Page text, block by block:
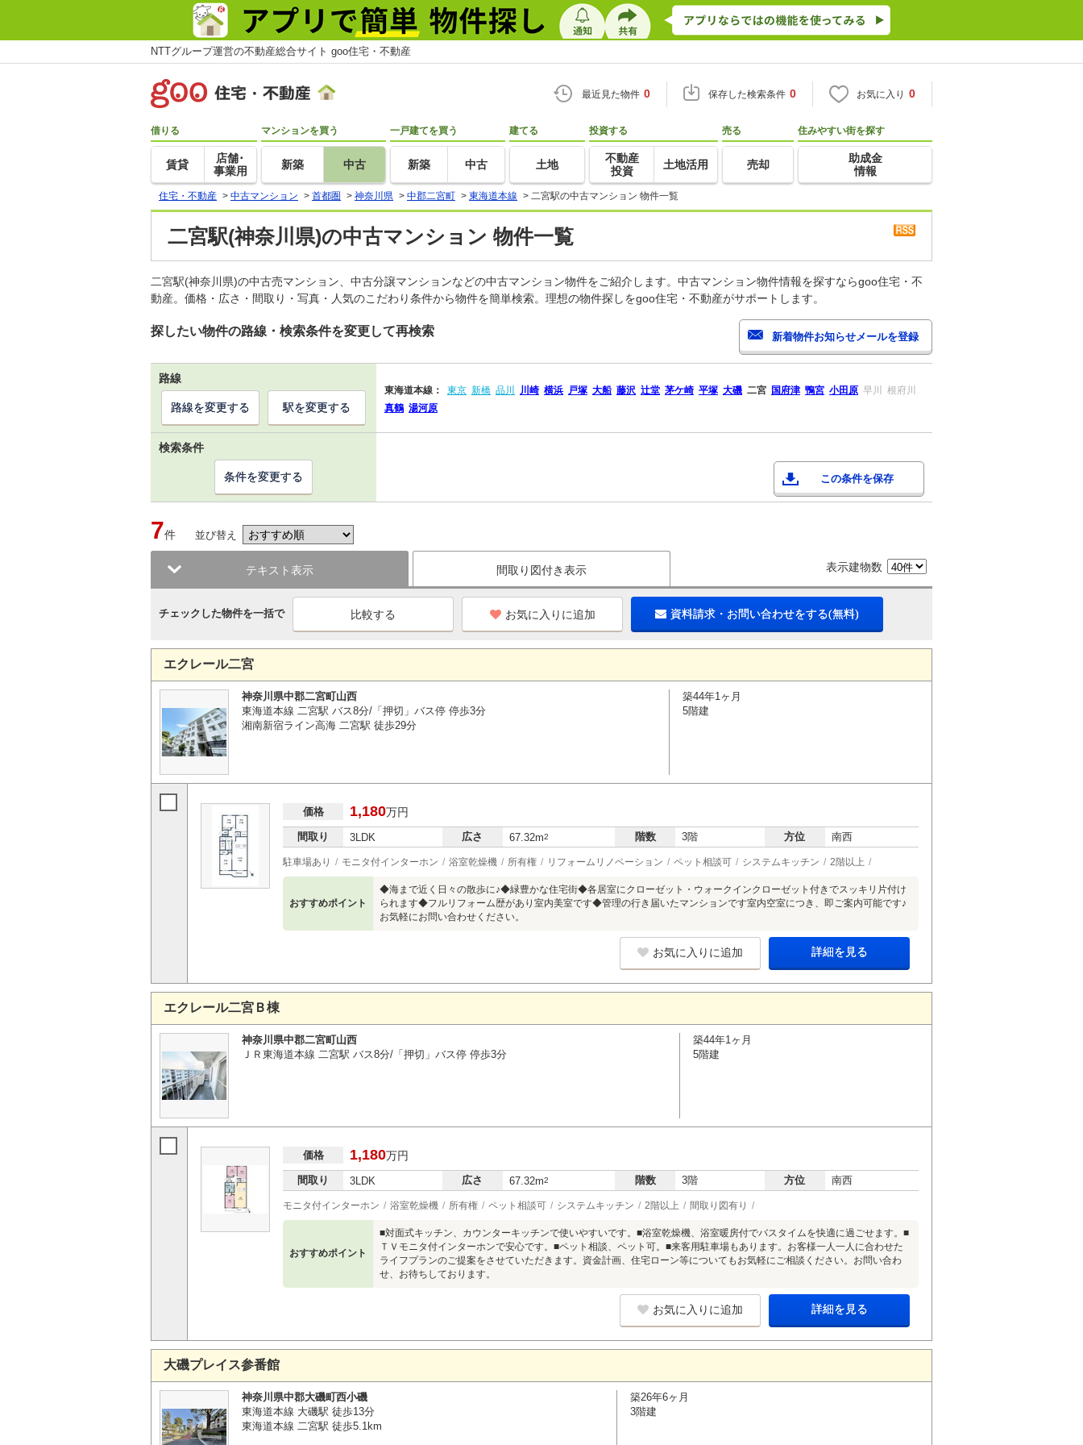
NTTグループ運営の不動産総合サイト goo住宅・不動産
最近見た物件 0 保存した検索条件 0 お気に入り 0
借りる
賃貸
店舗･
事業用
マンションを買う
新築 中古
一戸建てを買う
新築 中古
建てる
土地
投資する
不動産
投資
土地活用
売る
売却
住みやすい街を探す
助成金
情報
住宅・不動産 > 中古マンション > 首都圏 > 神奈川県 > 中郡二宮町 > 東海道本線 > 二宮駅の中古マンション 物件一覧
二宮駅(神奈川県)の中古マンション 物件一覧
二宮駅(神奈川県)の中古売マンション、中古分譲マンションなどの中古マンション物件をご紹介します。中古マンション物件情報を探すならgoo住宅・不
動産。価格・広さ・間取り・写真・人気のこだわり条件から物件を簡単検索。理想の物件探しをgoo住宅・不動産がサポートします。
探したい物件の路線・検索条件を変更して再検索
路線
東海道本線： 東京 新橋 品川 川崎 横浜 戸塚 大船 藤沢 辻堂 茅ケ崎 平塚 大磯 二宮 国府津 鴨宮 小田原 早川
根府川
真鶴 湯河原
路線を変更する 駅を変更する
検索条件
この条件を保存
条件を変更する
7件 並び替え
テキスト表示 間取り図付き表示 表示建物数
チェックした物件を一括で お気に入りに追加 資料請求・お問い合わせをする(無料)
エクレール二宮
神奈川県中郡二宮町山西
東海道本線 二宮駅 バス8分/「押切」バス停 停歩3分
湘南新宿ライン高海 二宮駅 徒歩29分
築44年1ヶ月
5階建
価格 1,180万円
間取り 3LDK 広さ 67.32m2 階数 3階 方位 南西
駐車場あり モニタ付インターホン 浴室乾燥機 所有権 リフォームリノベーション ペット相談可 システムキッチン 2階以上
おすすめポイント
◆海まで近く日々の散歩に♪◆緑豊かな住宅街◆各居室にクローゼット・ウォークインクローゼット付きでスッキリ片付け
られます◆フルリフォーム歴があり室内美室です◆管理の行き届いたマンションです室内空室につき、即ご案内可能です♪
お気軽にお問い合わせください。
お気に入りに追加 詳細を見る
エクレール二宮Ｂ棟
神奈川県中郡二宮町山西
ＪＲ東海道本線 二宮駅 バス8分/「押切」バス停 停歩3分
築44年1ヶ月
5階建
価格 1,180万円
間取り 3LDK 広さ 67.32m2 階数 3階 方位 南西
モニタ付インターホン 浴室乾燥機 所有権 ペット相談可 システムキッチン 2階以上 間取り図有り
おすすめポイント
■対面式キッチン、カウンターキッチンで使いやすいです。■浴室乾燥機、浴室暖房付でバスタイムを快適に過ごせます。■
ＴＶモニタ付インターホンで安心です。■ペット相談、ペット可。■来客用駐車場もあります。お客様一人一人に合わせた
ライフプランのご提案をさせていただきます。資金計画、住宅ローン等についてもお気軽にご相談ください。お問い合わ
せ、お待ちしております。
お気に入りに追加 詳細を見る
大磯プレイス参番館
神奈川県中郡大磯町西小磯
東海道本線 大磯駅 徒歩13分
東海道本線 二宮駅 徒歩5.1km
築26年6ヶ月
3階建